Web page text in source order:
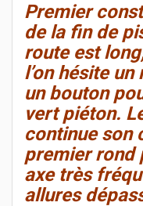
Premier
de la fin de
route est
l’on hésite
un bouton
vert piéton.
continue son
premier rond
axe très
allures